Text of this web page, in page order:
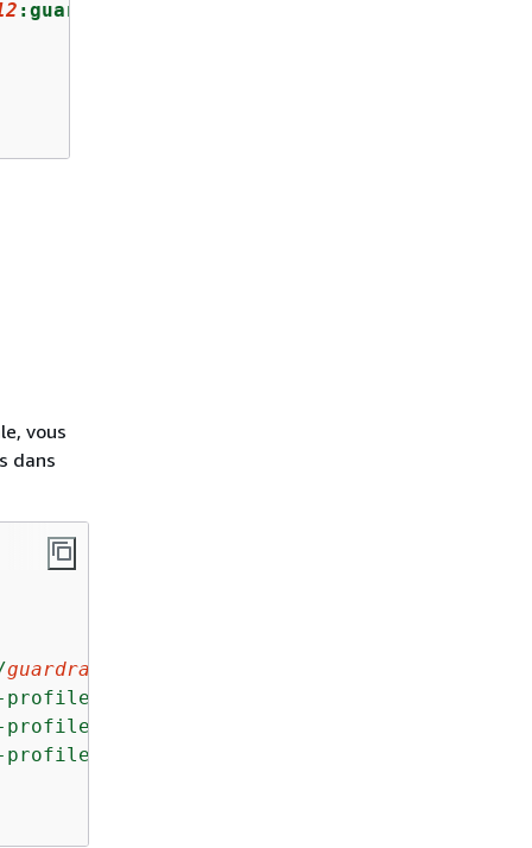
:guardrail-profile/
vous
dans
guardrail-id
us.guardrail.v1:0"
us.guardrail.v1:0"
us.guardrail.v1:0"